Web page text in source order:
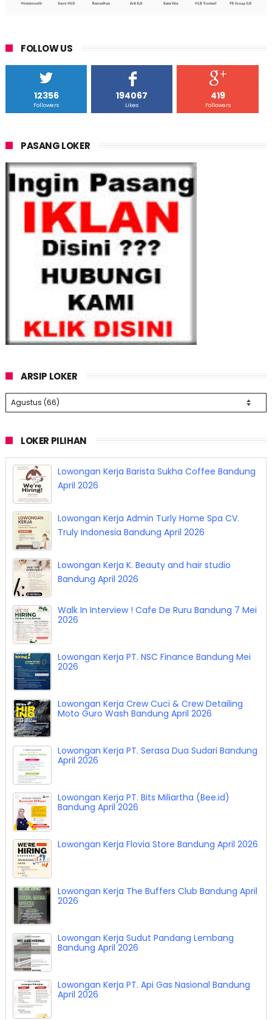
FOLLOW US
12356
Followers
194067
Likes
419
Followers
PASANG LOKER
ARSIP LOKER
LOKER PILIHAN
Lowongan Kerja Barista Sukha Coffee Bandung
April 2026
Lowongan Kerja Admin Turly Home Spa CV.
Truly Indonesia Bandung April 2026
Lowongan Kerja K. Beauty and hair studio
Bandung April 2026
Walk In Interview ! Cafe De Ruru Bandung 7 Mei
2026
Lowongan Kerja PT. NSC Finance Bandung Mei
2026
Lowongan Kerja Crew Cuci & Crew Detailing
Moto Guro Wash Bandung April 2026
Lowongan Kerja PT. Serasa Dua Sudari Bandung
April 2026
Lowongan Kerja PT. Bits Miliartha (Bee.id)
Bandung April 2026
Lowongan Kerja Flovia Store Bandung April 2026
Lowongan Kerja The Buffers Club Bandung April
2026
Lowongan Kerja Sudut Pandang Lembang
Bandung April 2026
Lowongan Kerja PT. Api Gas Nasional Bandung
April 2026